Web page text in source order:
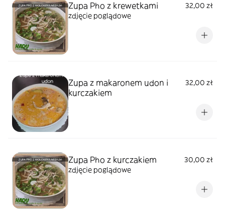
Zupa Pho z krewetkami
32,00 zł
zdjęcie poglądowe
Zupa z makaronem udon i
kurczakiem
32,00 zł
Zupa Pho z kurczakiem
30,00 zł
zdjęcie poglądowe